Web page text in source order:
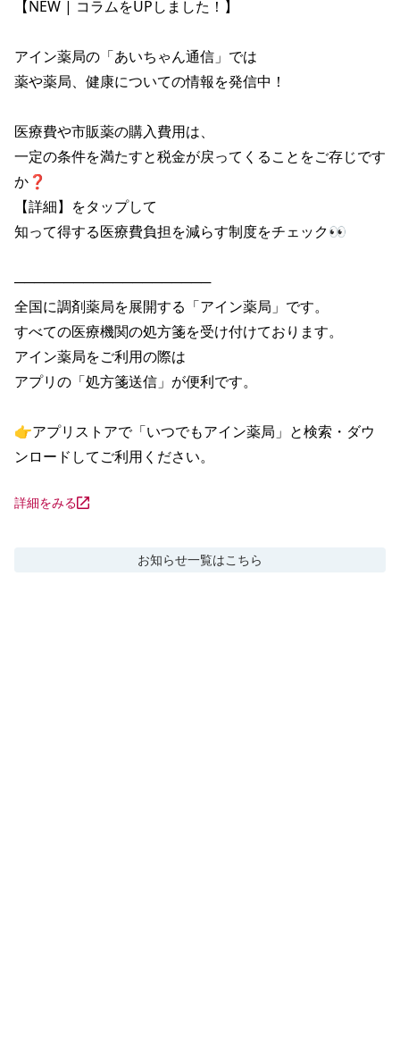
【NEW | コラムをUPしました！】
アイン薬局の「あいちゃん通信」では
薬や薬局、健康についての情報を発信中！
医療費や市販薬の購入費用は、
一定の条件を満たすと税金が戻ってくることをご存じです
か❓
【詳細】をタップして
知って得する医療費負担を減らす制度をチェック👀
────────────────────
全国に調剤薬局を展開する「アイン薬局」です。
すべての医療機関の処方箋を受け付けております。
アイン薬局をご利用の際は
アプリの「処方箋送信」が便利です。
👉アプリストアで「いつでもアイン薬局」と検索・ダウ
ンロードしてご利用ください。
詳細をみる
お知らせ一覧はこちら